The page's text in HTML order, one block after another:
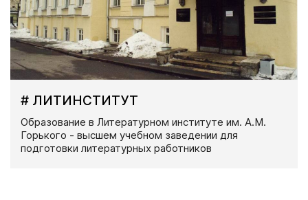
# ЛИТИНСТИТУТ
Образование в Литературном институте им. А.М.
Горького - высшем учебном заведении для
подготовки литературных работников